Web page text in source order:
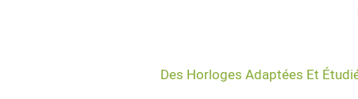
Des Horloges Adaptées Et